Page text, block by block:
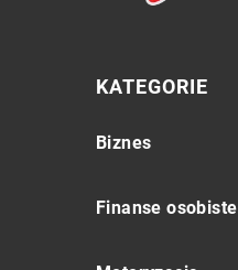
KATEGORIE
Biznes
Finanse osobiste